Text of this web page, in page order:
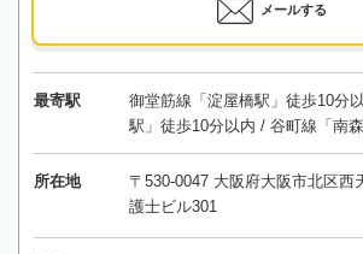
メールする
最寄駅
御堂筋線「淀屋橋駅」徒歩10分
駅」徒歩10分以内 / 谷町線「南
所在地
〒530-0047 大阪府大阪市北区西
護士ビル301